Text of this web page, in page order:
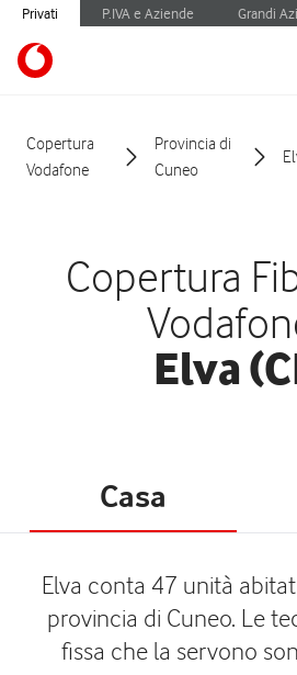
Privati P.IVA e Aziende Grandi
Copertura
Vodafone
Provincia di
Cuneo
Copertura
Elva
Casa
Elva conta 47 unità
provincia di Cuneo. Le
fissa che la servono